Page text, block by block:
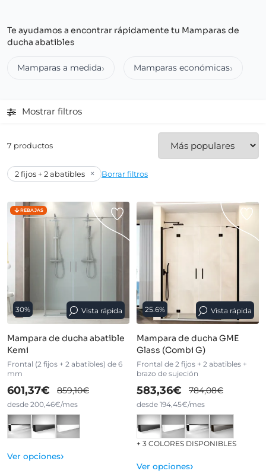
Te ayudamos a encontrar rápidamente tu Mamparas de
ducha abatibles
Mamparas a medida Mamparas económicas
Mostrar filtros
7 productos
2 fijos + 2 abatibles × Borrar filtros
REBAJAS
30% Vista rápida
Mampara de ducha abatible
Kemi
Frontal (2 fijos + 2 abatibles) de 6
mm
601,37€ 859,10€
desde 200,46€/mes
Ver opciones›
25.6% Vista rápida
Mampara de ducha GME
Glass (Combi G)
Frontal de 2 fijos + 2 abatibles +
brazo de sujeción
583,36€ 784,08€
desde 194,45€/mes
+ 3 COLORES DISPONIBLES
Ver opciones›